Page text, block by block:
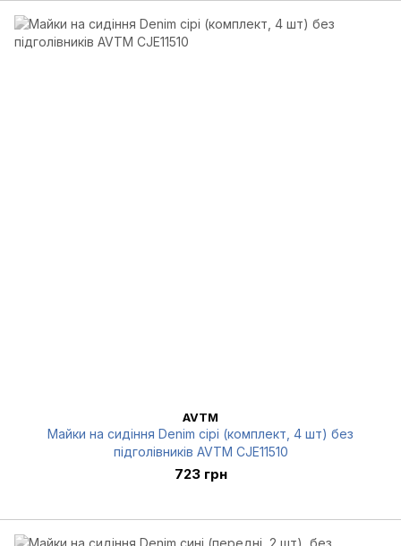
AVTM
Майки на сидіння Denim сірі (комплект, 4 шт) без
підголівників AVTM CJE11510
723 грн